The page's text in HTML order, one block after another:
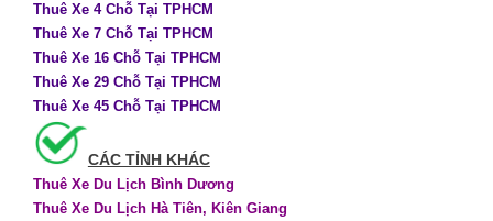
Thuê Xe 4 Chỗ Tại TPHCM
Thuê Xe 7 Chỗ Tại TPHCM
Thuê Xe 16 Chỗ Tại TPHCM
Thuê Xe 29 Chỗ Tại TPHCM
Thuê Xe 45 Chỗ Tại TPHCM
CÁC TỈNH KHÁC
Thuê Xe Du Lịch Bình Dương
Thuê Xe Du Lịch Hà Tiên, Kiên Giang